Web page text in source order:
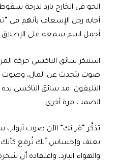
الجو في الخارج بارد لدرجة
أجابه رجل الإسعاف بأنهم في
أجمل اسم سمعه على الإطلاق.
استنكر سائق التاكسي حركة
صوت يتحدث عن المال، وصوت
التليفون. مد سائق التاكسي
الصمت مرة أخرى.
تذكَّر “فرانك” الآن صوت
بعنف وإحساس أنك تُرفع
والهواء البارد، واعتقاده